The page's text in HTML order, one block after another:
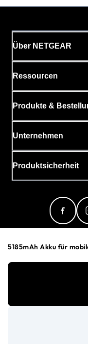
5185mAh Akku für
Über NETGEAR
Ressourcen
Produkte &
Unternehmen
Produktsicherheit